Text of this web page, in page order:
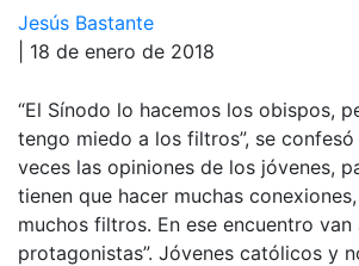
Jesús Bastante
| 18 de enero de 2018
“El Sínodo lo hacemos los obispos,
tengo miedo a los filtros”, se confesó
veces las opiniones de los jóvenes,
tienen que hacer muchas
muchos filtros. En ese encuentro
protagonistas”. Jóvenes católicos y